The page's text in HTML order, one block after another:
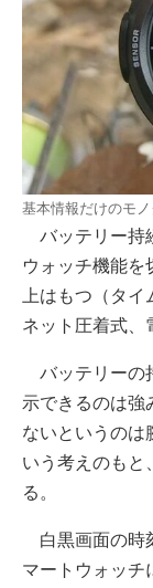
基本情報だけのモ
バッテリー持
ウォッチ機能を
上はもつ（タ
ネット圧着式、
バッテリーの
示できるのは強
ないというのは
いう考えのもと
る。
白黒画面の時
マートウォッチ